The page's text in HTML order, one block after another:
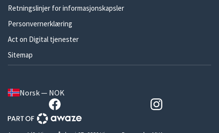
Retningslinjer for informasjonskapsler
Personvernerklæring
Act on Digital tjenester
Sitemap
Norsk — NOK